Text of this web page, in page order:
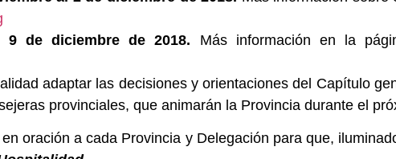
de diciembre de 2018. Más información en la
adaptar las decisiones y orientaciones del Capítulo
provinciales, que animarán la Provincia durante el
oración a cada Provincia y Delegación para que,